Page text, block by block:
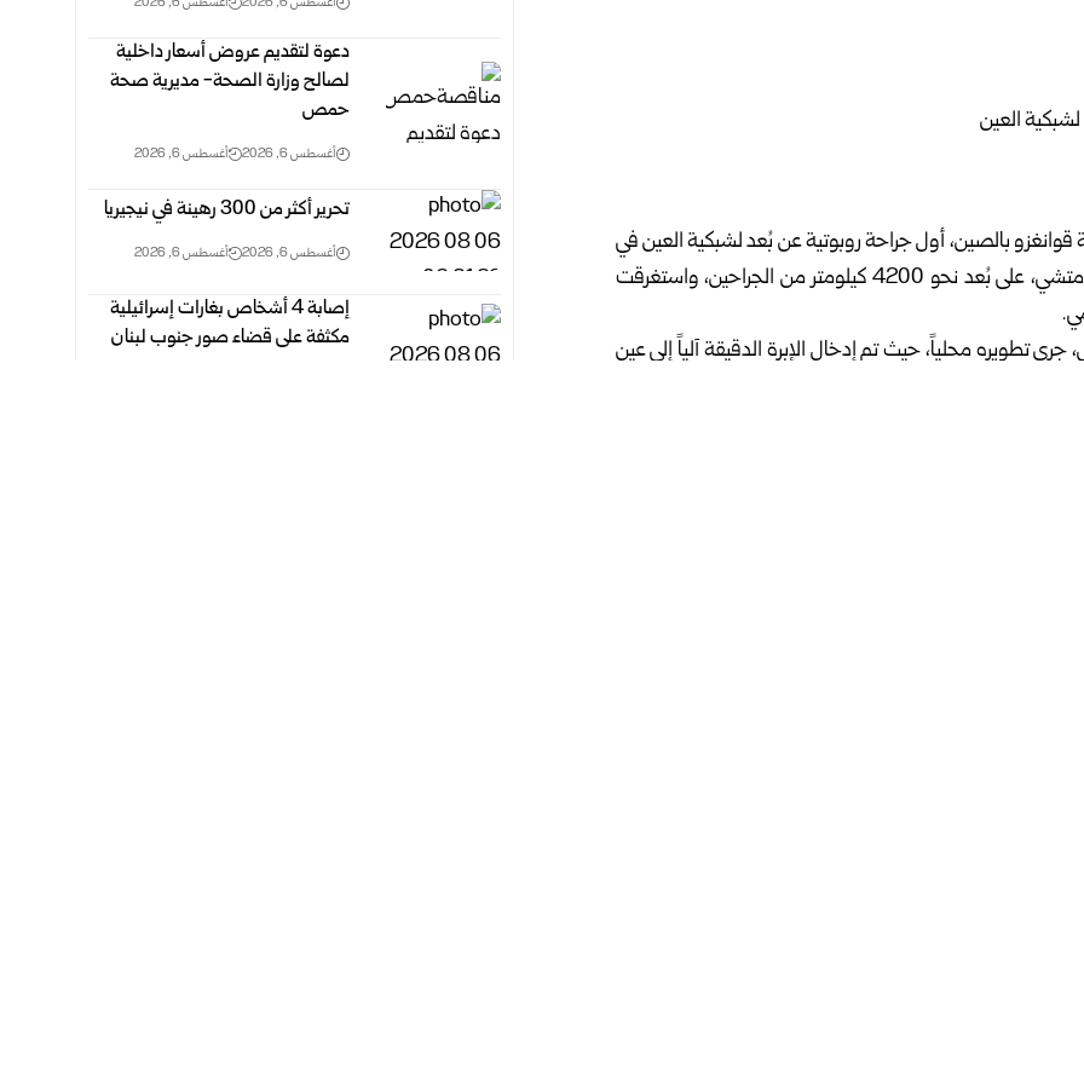
بالصين، أول جراحة روبوتية عن بُعد لشبكية العين في
العالم، تضمنت حقن دواء في عين مريض بمشفى في أورومتشي، على بُعد نحو 4200 كيلومتر من الجراحين، واستغرقت
تطويره محلياً، حيث تم إدخال الإبرة الدقيقة آلياً إلى عين
دعوة لتقديم عروض أسعار داخلية
لصالح وزارة الصحة- مديرية صحة
حمص
أغسطس 6, 2026 أغسطس 6, 2026
تحرير أكثر من 300 رهينة في نيجيريا
أغسطس 6, 2026 أغسطس 6, 2026
إصابة 4 أشخاص بغارات إسرائيلية
مكثفة على قضاء صور جنوب لبنان